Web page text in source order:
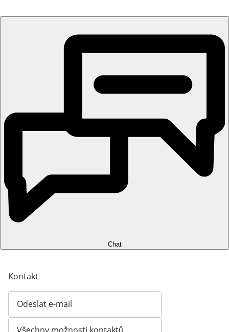
Chat
Kontakt
Odeslat e-mail
Otevírá e-mailového klienta